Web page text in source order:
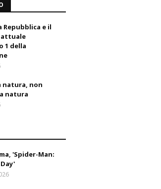
Repubblica e il
1 della
natura, non
natura
'Spider-Man: